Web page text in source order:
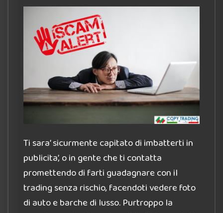
Ti sara’ sicurmente capitato di imbatterti in
publicita’, o in gente che ti contatta
promettendo di farti guadagnare con il
trading senza rischio, facendoti vedere foto
di auto e barche di lusso. Purtroppo la